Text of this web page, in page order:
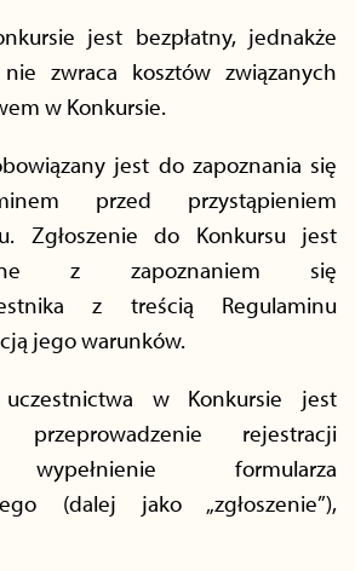
jest bezpłatny, jednakże
zwraca kosztów związanych
w Konkursie.
jest do zapoznania się
przed przystąpieniem
Zgłoszenie do Konkursu jest
z zapoznaniem się
z treścią Regulaminu
jego warunków.
uczestnictwa w Konkursie jest
przeprowadzenie rejestracji
formularza
(dalej jako „zgłoszenie”),